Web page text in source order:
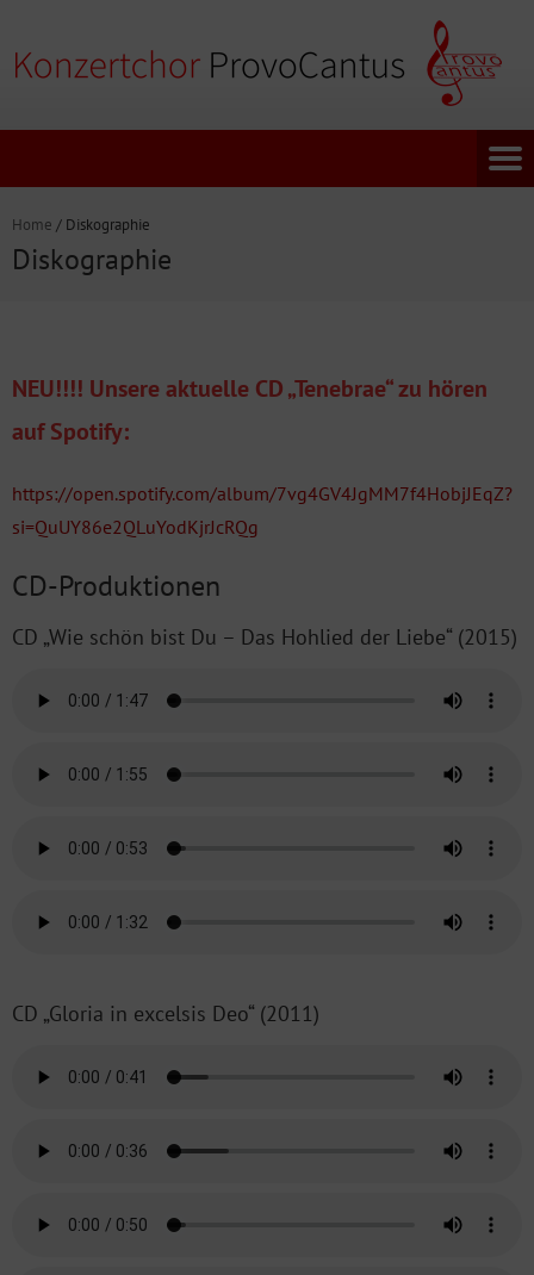
Home / Diskographie
Diskographie
NEU!!!! Unsere aktuelle CD „Tenebrae“ zu hören
auf Spotify:
https://open.spotify.com/album/7vg4GV4JgMM7f4HobjJEqZ?
si=QuUY86e2QLuYodKjrJcRQg
CD-Produktionen
CD „Wie schön bist Du – Das Hohlied der Liebe“ (2015)
CD „Gloria in excelsis Deo“ (2011)